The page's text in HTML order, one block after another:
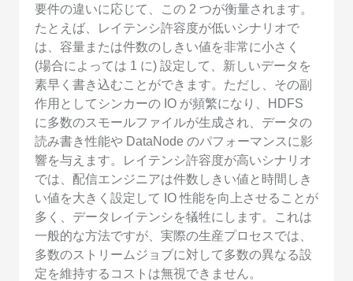
要件の違いに応じて、この 2 つが衡量されます。
たとえば、レイテンシ許容度が低いシナリオで
は、容量または件数のしきい値を非常に小さく
(場合によっては 1 に) 設定して、新しいデータを
素早く書き込むことができます。ただし、その副
作用としてシンカーの IO が頻繁になり、HDFS
に多数のスモールファイルが生成され、データの
読み書き性能や DataNode のパフォーマンスに影
響を与えます。レイテンシ許容度が高いシナリオ
では、配信エンジニアは件数しきい値と時間しき
い値を大きく設定して IO 性能を向上させることが
多く、データレイテンシを犠牲にします。これは
一般的な方法ですが、実際の生産プロセスでは、
多数のストリームジョブに対して多数の異なる設
定を維持するコストは無視できません。